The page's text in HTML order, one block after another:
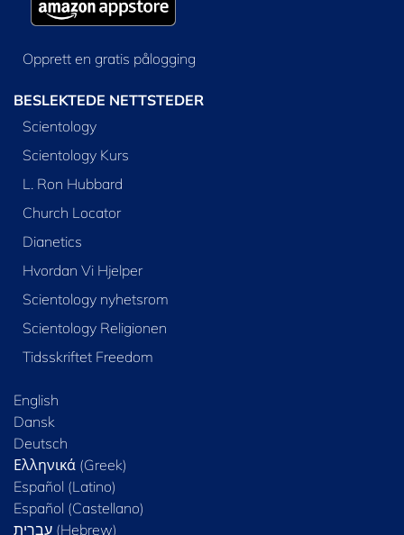
Opprett en gratis pålogging
BESLEKTEDE NETTSTEDER
Scientology
Scientology Kurs
L. Ron Hubbard
Church Locator
Dianetics
Hvordan Vi Hjelper
Scientology nyhetsrom
Scientology Religionen
Tidsskriftet Freedom
English
Dansk
Deutsch
Ελληνικά (Greek)
Español (Latino)
Español (Castellano)